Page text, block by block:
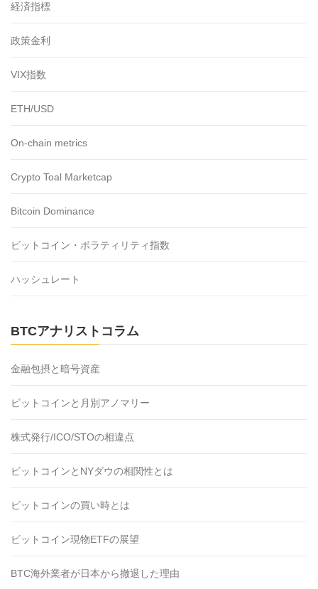
経済指標
政策金利
VIX指数
ETH/USD
On-chain metrics
Crypto Toal Marketcap
Bitcoin Dominance
ビットコイン・ボラティリティ指数
ハッシュレート
BTCアナリストコラム
金融包摂と暗号資産
ビットコインと月別アノマリー
株式発行/ICO/STOの相違点
ビットコインとNYダウの相関性とは
ビットコインの買い時とは
ビットコイン現物ETFの展望
BTC海外業者が日本から撤退した理由